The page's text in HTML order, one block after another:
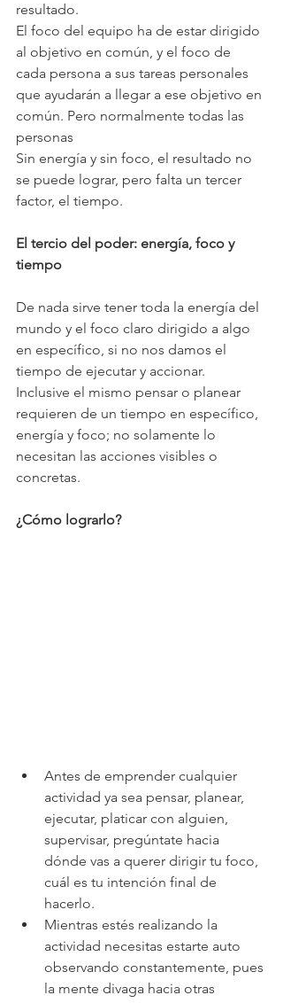
resultado.
El foco del equipo ha de estar dirigido
al objetivo en común, y el foco de
cada persona a sus tareas personales
que ayudarán a llegar a ese objetivo en
común. Pero normalmente todas las
personas
Sin energía y sin foco, el resultado no
se puede lograr, pero falta un tercer
factor, el tiempo.
El tercio del poder: energía, foco y
tiempo
De nada sirve tener toda la energía del
mundo y el foco claro dirigido a algo
en específico, si no nos damos el
tiempo de ejecutar y accionar.
Inclusive el mismo pensar o planear
requieren de un tiempo en específico,
energía y foco; no solamente lo
necesitan las acciones visibles o
concretas.
¿Cómo lograrlo?
Antes de emprender cualquier
actividad ya sea pensar, planear,
ejecutar, platicar con alguien,
supervisar, pregúntate hacia
dónde vas a querer dirigir tu foco,
cuál es tu intención final de
hacerlo.
Mientras estés realizando la
actividad necesitas estarte auto
observando constantemente, pues
la mente divaga hacia otras